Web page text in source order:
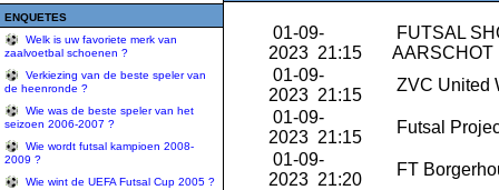
ENQUETES
Welk is uw favoriete merk van
zaalvoetbal schoenen ?
Verkiezing van de beste speler van
de heenronde ?
Wie was de beste speler van het
seizoen 2006-2007 ?
Wie wordt futsal kampioen 2008-
2009 ?
Wie wint de UEFA Futsal Cup 2005 ?
01-09-
2023 21:15
FUTSAL
AARSCHOT
01-09-
2023 21:15
ZVC United
01-09-
2023 21:15
Futsal
01-09-
2023 21:20
FT